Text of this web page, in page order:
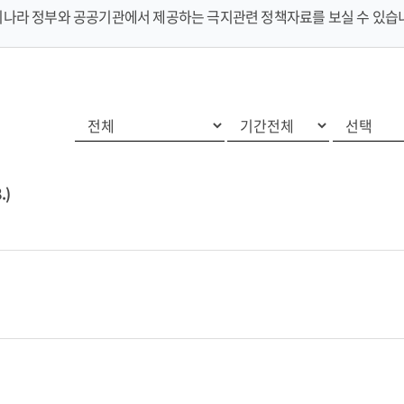
라 정부와 공공기관에서 제공하는 극지관련 정책자료를 보실 수 있습